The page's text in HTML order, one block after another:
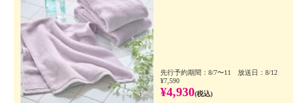
先行予約期間：8/7〜11 放送日：8/12
¥7,590
¥4,930(税込)